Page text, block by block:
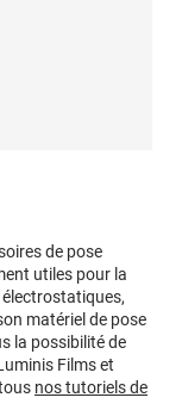
de pose
utiles pour la
matériel de pose
la possibilité de
Films et
nos tutoriels de